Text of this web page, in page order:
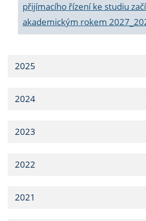
přijímacího řízení ke studiu
akademickým rokem
2025
2024
2023
2022
2021